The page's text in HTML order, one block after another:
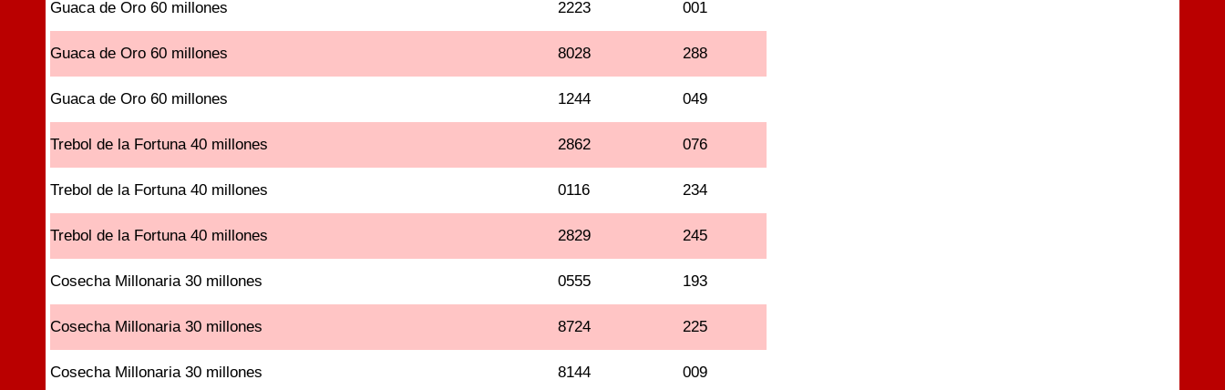
Guaca de Oro 60 millones 2223 001
Guaca de Oro 60 millones 8028 288
Guaca de Oro 60 millones 1244 049
Trebol de la Fortuna 40 millones 2862 076
Trebol de la Fortuna 40 millones 0116 234
Trebol de la Fortuna 40 millones 2829 245
Cosecha Millonaria 30 millones 0555 193
Cosecha Millonaria 30 millones 8724 225
Cosecha Millonaria 30 millones 8144 009